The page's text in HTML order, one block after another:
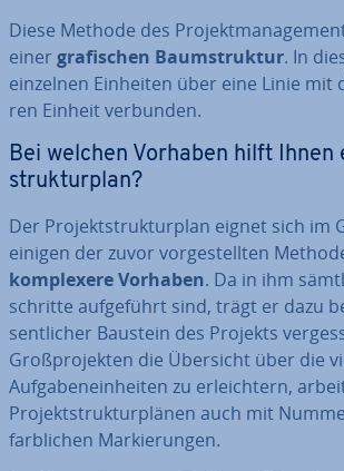
Diese Methode des
einer gra­fi­schen Baum­struk­tur. In
einzelnen Einheiten über eine Linie
ren Einheit verbunden.
Bei welchen Vorhaben hilft
struk­tur­plan?
Der Pro­jekt­struk­tur­plan eignet sich im
einigen der zuvor vor­ge­stell­ten
kom­ple­xe­re Vorhaben. Da in ihm
schrit­te auf­ge­führt sind, trägt er dazu
sent­li­cher Baustein des Projekts
Groß­pro­jek­ten die Übersicht über die
Auf­ga­ben­ein­hei­ten zu er­leich­tern,
Pro­jekt­struk­tur­plä­nen auch mit
farb­li­chen Mar­kie­run­gen.